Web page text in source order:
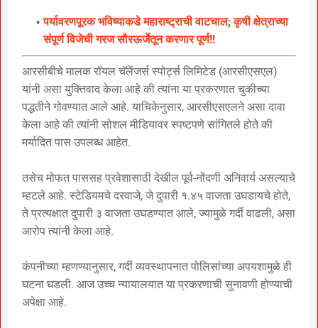
पर्यावरणपूरक भविष्याकडे महाराष्ट्राची वाटचाल; कृषी क्षेत्राच्या
संपूर्ण विजेची गरज सौरऊर्जेतून करणार पूर्ण!!
आरसीबीचे मालक रॉयल चॅलेंजर्स स्पोर्ट्स लिमिटेड (आरसीएसएल)
यांनी असा युक्तिवाद केला आहे की त्यांना या प्रकरणात चुकीच्या
पद्धतीने गोवण्यात आले आहे. याचिकेनुसार, आरसीएसएलने असा दावा
केला आहे की त्यांनी सोशल मीडियावर स्पष्टपणे सांगितले होते की
मर्यादित पास उपलब्ध आहेत.
तसेच मोफत पाससह प्रवेशासाठी देखील पूर्व-नोंदणी अनिवार्य असल्याचे
म्हटले आहे. स्टेडियमचे दरवाजे, जे दुपारी १.४५ वाजता उघडायचे होते,
ते प्रत्यक्षात दुपारी ३ वाजता उघडण्यात आले, ज्यामुळे गर्दी वाढली, असा
आरोप त्यांनी केला आहे.
कंपनीच्या म्हणण्यानुसार, गर्दी व्यवस्थापनात पोलिसांच्या अपयशामुळे ही
घटना घडली. आज उच्च न्यायालयात या प्रकरणाची सुनावणी होण्याची
अपेक्षा आहे.